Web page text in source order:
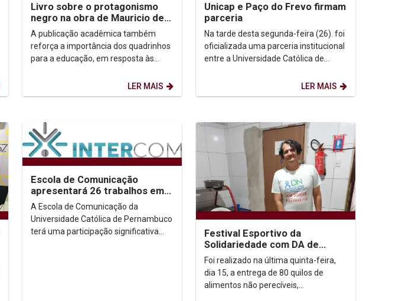
Livro sobre o protagonismo
negro na obra de Mauricio de
Sousa, a Turma da Mônica,
chega em breve...
A publicação acadêmica também
reforça a importância dos quadrinhos
para a educação, em resposta às
candidatura do quadrinista à...LER MAIS
Unicap e Paço do Frevo firmam
parceria
Na tarde desta segunda-feira (26). foi
oficializada uma parceria institucional
entre a Universidade Católica de
LER MAIS
Escola de Comunicação
apresentará 26 trabalhos em
congresso da área
A Escola de Comunicação da
Universidade Católica de Pernambuco
terá uma participação significativa
Festival Esportivo da
Solidariedade com DA de
Direito rende doação de
alimentos
Foi realizado na última quinta-feira,
dia 15, a entrega de 80 quilos de
alimentos não perecíveis,